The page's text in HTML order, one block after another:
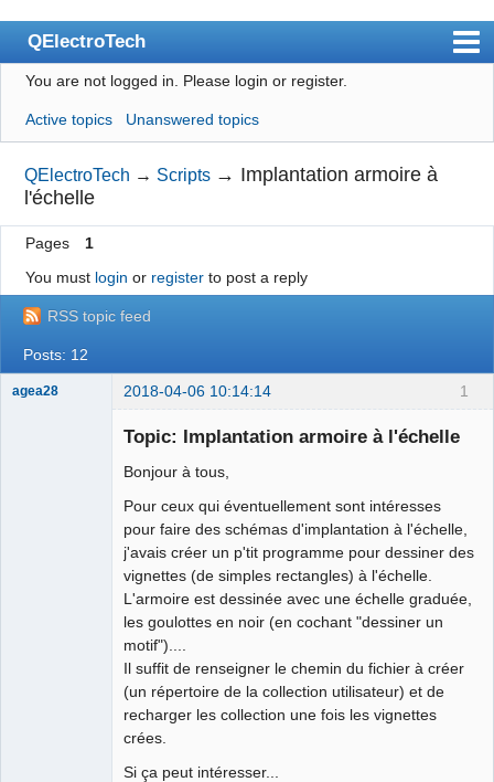
QElectroTech
Index
User list
Search
Register
Login
Site officiel
Wiki
BugTracker
Google_Search
You are not logged in. Please login or register.
Active topics Unanswered topics
QElectroTech → Scripts → Implantation armoire à
l'échelle
Pages
1
You must login or registerto post a reply
RSS topic feed
Posts: 12
1
agea28 2018-04-06 10:14:14
Topic: Implantation armoire à l'échelle
Bonjour à tous,
Pour ceux qui éventuellement sont intéresses
pour faire des schémas d'implantation à l'échelle,
j'avais créer un p'tit programme pour dessiner des
vignettes (de simples rectangles) à l'échelle.
L'armoire est dessinée avec une échelle graduée,
les goulottes en noir (en cochant "dessiner un
motif")....
Il suffit de renseigner le chemin du fichier à créer
(un répertoire de la collection utilisateur) et de
recharger les collection une fois les vignettes
crées.
Si ça peut intéresser...